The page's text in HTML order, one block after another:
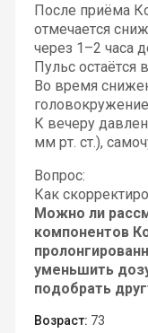
После приёма
отмечается
через 1–2 часа
Пульс остаётся
Во время
К вечеру
мм рт. ст.),
Вопрос:
Как
Можно ли
компонентов
уменьшить
подобрать
Возраст: 73